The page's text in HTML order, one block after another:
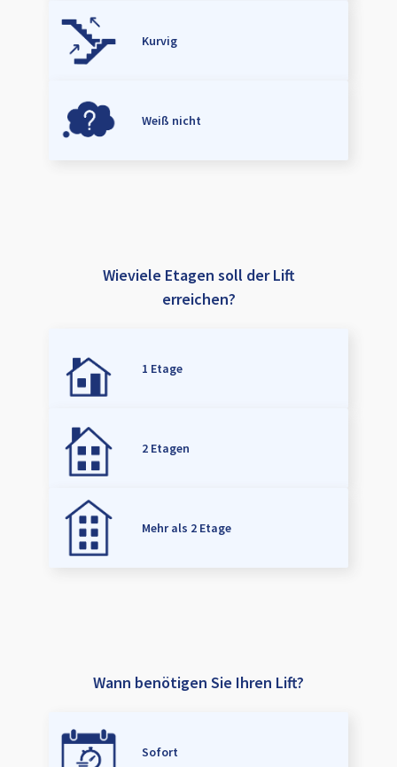
Kurvig
Weiß nicht
Wieviele Etagen soll der Lift
erreichen?
1 Etage
2 Etagen
Mehr als 2 Etage
Wann benötigen Sie Ihren Lift?
Sofort